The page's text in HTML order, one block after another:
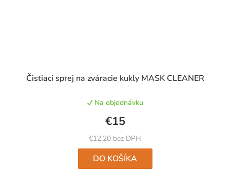
Čistiaci sprej na zváracie kukly MASK CLEANER
hodnotenie
je
4,6
z
5
hviezdičiek.
Na objednávku
€12,20 bez DPH
€15
DO KOŠÍKA